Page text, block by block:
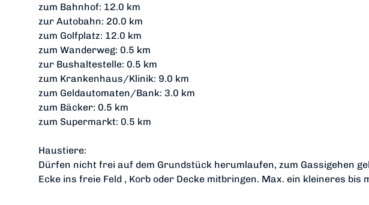
zum Bahnhof: 12.0 km
zur Autobahn: 20.0 km
zum Golfplatz: 12.0 km
zum Wanderweg: 0.5 km
zur Bushaltestelle: 0.5 km
zum Krankenhaus/Klinik: 9.0 km
zum Geldautomaten/Bank: 3.0 km
zum Bäcker: 0.5 km
zum Supermarkt: 0.5 km
Haustiere:
Dürfen nicht frei auf dem Grundstück herumlaufen, zum Gassigehen
Ecke ins freie Feld , Korb oder Decke mitbringen. Max. ein kleineres bis